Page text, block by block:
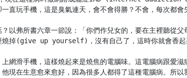
直玩手機，這是臭氣連天，會不會得勝？不會，每次都會
以弗所書六章一節說：「你們作兒女的，要在主裡聽從
燒掉(give up yourself)，沒有自己了，這時你就會香起
網滑手機，這樣燒起來是燒焦的電腦味。這電腦病跟愛
現在生意愈來愈好，因為很多人都得了這種電腦病。所